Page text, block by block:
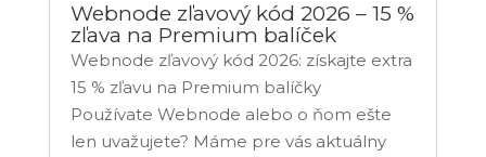
Webnode zľavový kód 2026 – 15 %
zľava na Premium balíček
Webnode zľavový kód 2026: získajte extra
15 % zľavu na Premium balíčky
Používate Webnode alebo o ňom ešte
len uvažujete? Máme pre vás aktuálny